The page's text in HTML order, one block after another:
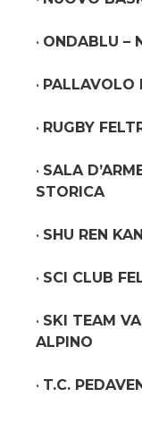
• ONDABLU –
• PALLAVOLO
• RUGBY
• SALA
STORICA
• SHU REN
• SCI CLUB
• SKI TEAM
ALPINO
• T.C.